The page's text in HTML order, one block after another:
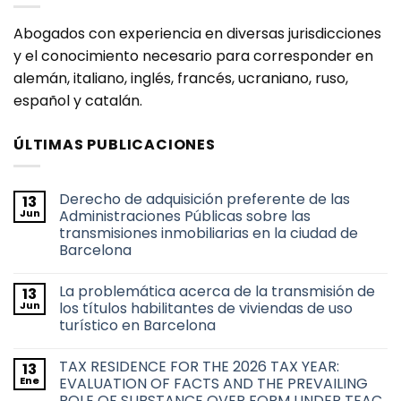
Abogados con experiencia en diversas jurisdicciones
y el conocimiento necesario para corresponder en
alemán, italiano, inglés, francés, ucraniano, ruso,
español y catalán.
ÚLTIMAS PUBLICACIONES
13
Jun
Derecho de adquisición preferente de las
Administraciones Públicas sobre las
transmisiones inmobiliarias en la ciudad de
Barcelona
comentarios
en
Derecho
de
de
las
Administraciones
Públicas
13
Jun
La problemática acerca de la transmisión de
los títulos habilitantes de viviendas de uso
turístico en Barcelona
comentarios
en
La
13
Ene
TAX RESIDENCE FOR THE 2026 TAX YEAR:
EVALUATION OF FACTS AND THE PREVAILING